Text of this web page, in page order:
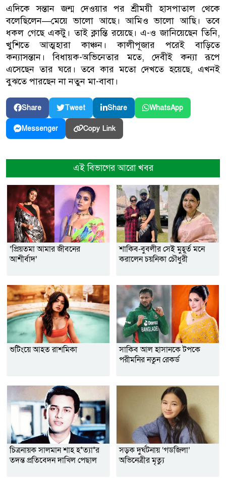
এদিকে সন্তান জন্ম দেওয়ার পর শ্রীময়ী হাসপাতাল থেকে
বলেছিলেন—মেয়ে ভালো আছে। আমিও ভালো আছি। তবে
ধকল গেছে একটু। তাই ক্লান্তি রয়েছে। এ-ও জানিয়েছেন তিনি,
খুশিতে আত্মহারা কাঞ্চন। কালীপূজার পরেই বাড়িতে
কন্যাসন্তান। বিধায়ক-অভিনেতার মতে, দেবীই কন্যা রূপে
এসেছেন তার ঘরে। তবে কার মতো দেখতে হয়েছে, এখনই
বুঝতে পারছেন না নতুন মা-বাবা।
Share Tweet Share WhatsApp
Messenger Copy Link
এই বিভাগের আরো খবর
‘প্রিয়তমা আমার জীবনের
আশীর্বাদ’
শাকিব-বুবলীর সেই মুহূর্ত মনে
করালেন চয়নিকা চৌধুরী
শুটিংয়ে আহত রাশমিকা
সাকিব আল হাসানকে টপকে
পরীমনির নতুন রেকর্ড
চিত্রনায়ক সালমান শাহ হ*ত্যা*র
তদন্ত প্রতিবেদন দাখিল পেছাল
সড়ক দুর্ঘটনায় ‘গডজিলা’
অভিনেত্রীর মৃত্যু